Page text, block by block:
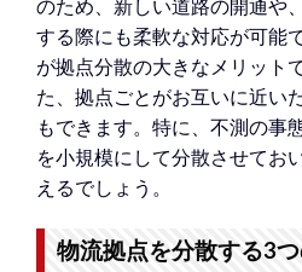
のため、新しい道路の開通や
する際にも柔軟な対応が可能
が拠点分散の大きなメリット
た、拠点ごとがお互いに近い
もできます。特に、不測の事
を小規模にして分散させてお
えるでしょう。
物流拠点を分散する3